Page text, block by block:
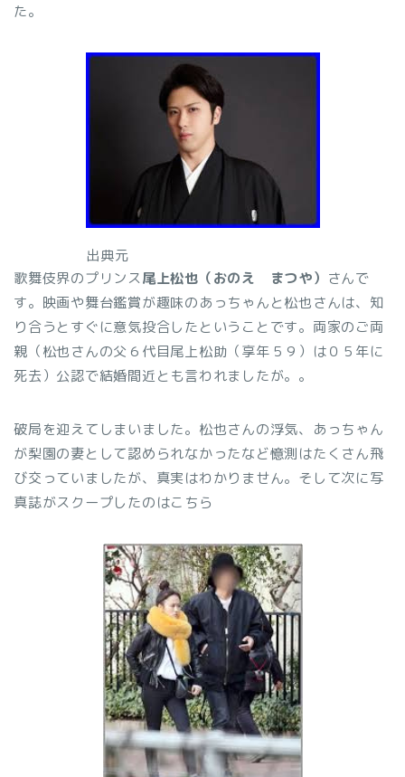
た。
出典元
歌舞伎界のプリンス尾上松也（おのえ まつや） さんで
す。映画や舞台鑑賞が趣味のあっちゃんと松也さんは、知
り合うとすぐに意気投合したということです。両家のご両
親（松也さんの父６代目尾上松助（享年５９）は０５年に
死去）公認で結婚間近とも言われましたが。。
破局を迎えてしまいました。松也さんの浮気、あっちゃん
が梨園の妻として認められなかったなど憶測はたくさん飛
び交っていましたが、真実はわかりません。そして次に写
真誌がスクープしたのはこちら